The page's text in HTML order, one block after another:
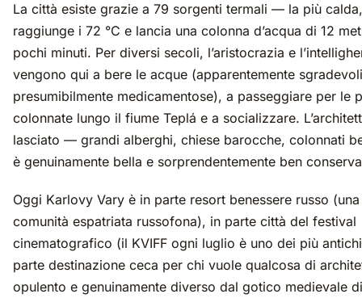
La città esiste grazie a 79 sorgenti termali — la più
raggiunge i 72 °C e lancia una colonna d’acqua di 12
pochi minuti. Per diversi secoli, l’aristocrazia e
vengono qui a bere le acque (apparentemente
presumibilmente medicamentose), a passeggiare per le
colonnate lungo il fiume Teplá e a socializzare.
lasciato — grandi alberghi, chiese barocche, colonnati
è genuinamente bella e sorprendentemente ben
Oggi Karlovy Vary è in parte resort benessere russo
comunità espatriata russofona), in parte città del festival
cinematografico (il KVIFF ogni luglio è uno dei più
parte destinazione ceca per chi vuole qualcosa di
opulento e genuinamente diverso dal gotico medievale